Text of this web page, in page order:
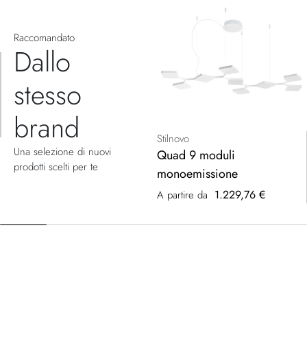
Raccomandato
Dallo
stesso
brand
Una selezione di nuovi
prodotti scelti per te
Stilnovo
Quad 9 moduli
monoemissione
A partire da 1.229,76 €